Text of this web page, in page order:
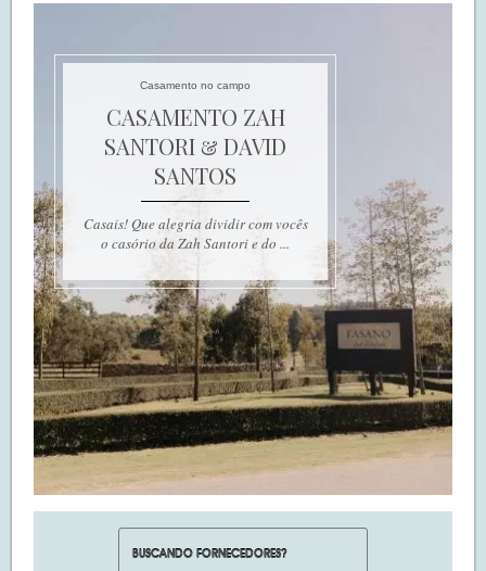
Casamento no campo
CASAMENTO ZAH
SANTORI & DAVID
SANTOS
Casais! Que alegria dividir com vocês
o casório da Zah Santori e do ...